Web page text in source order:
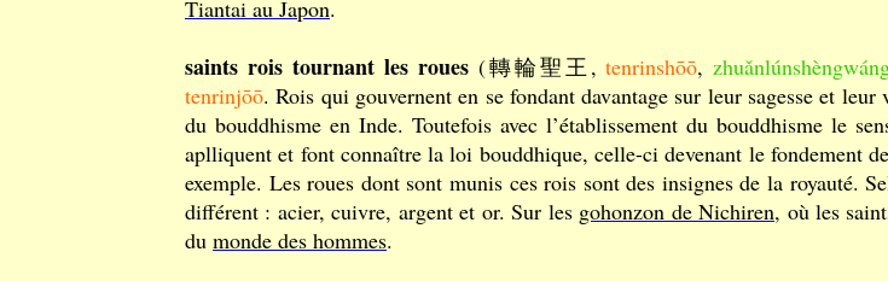
Tiantai au Japon.
saints rois tournant les roues(轉輪聖王,tenrinshōō,
tenrinjōō. Rois qui gouvernent en se fondant davantage sur leur sagesse et
du bouddhisme en Inde. Toutefois avec l’établissement du bouddhisme le
aplliquent et font connaître la loi bouddhique, celle-ci devenant le fondement
exemple. Les roues dont sont munis ces rois sont des insignes de la royauté.
différent : acier, cuivre, argent et or. Sur les gohonzon de Nichiren, où les
du monde des hommes.